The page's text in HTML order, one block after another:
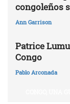
congoleños
Ann Garrison
Patrice
Congo
Pablo Arconada